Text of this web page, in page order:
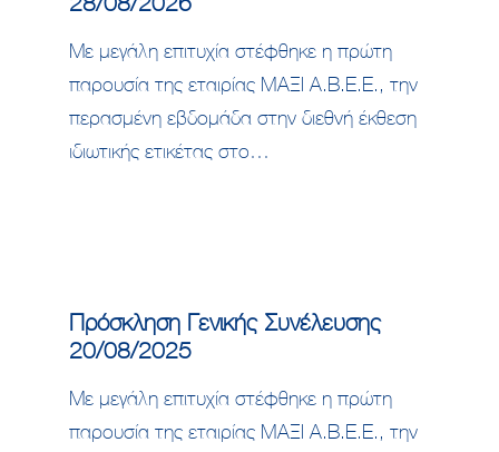
Με μεγάλη επιτυχία στέφθηκε η πρώτη
παρουσία της εταιρίας MΑΞΙ A.B.E.E., την
περασμένη εβδομάδα στην διεθνή έκθεση
ιδιωτικής ετικέτας στο…
Πρόσκληση Γενικής Συνέλευσης
20/08/2025
Με μεγάλη επιτυχία στέφθηκε η πρώτη
παρουσία της εταιρίας MΑΞΙ A.B.E.E., την